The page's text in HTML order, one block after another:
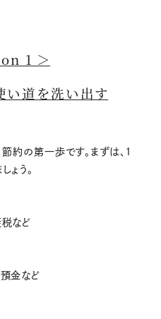
1 ＞
い道を洗い出す
約の第一歩です。まずは、1
ょう。
など
金など